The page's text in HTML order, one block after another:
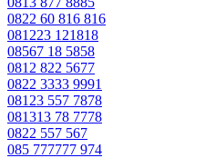
0822 60 816 816
081223 121818
08567 18 5858
0812 822 5677
0822 3333 9991
08123 557 7878
081313 78 7778
0822 557 567
085 777777 974